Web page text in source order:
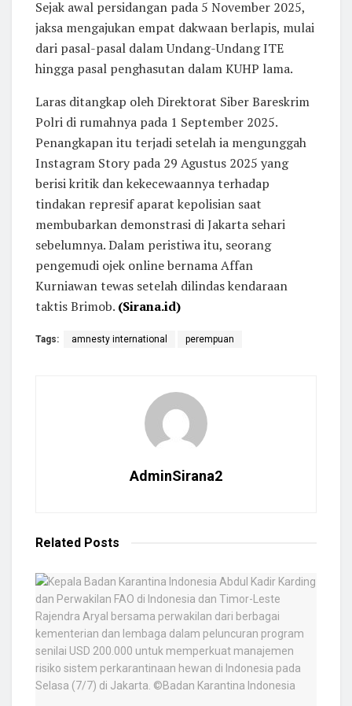
Sejak awal persidangan pada 5 November 2025,
jaksa mengajukan empat dakwaan berlapis, mulai
dari pasal-pasal dalam Undang-Undang ITE
hingga pasal penghasutan dalam KUHP lama.
Laras ditangkap oleh Direktorat Siber Bareskrim
Polri di rumahnya pada 1 September 2025.
Penangkapan itu terjadi setelah ia mengunggah
Instagram Story pada 29 Agustus 2025 yang
berisi kritik dan kekecewaannya terhadap
tindakan represif aparat kepolisian saat
membubarkan demonstrasi di Jakarta sehari
sebelumnya. Dalam peristiwa itu, seorang
pengemudi ojek online bernama Affan
Kurniawan tewas setelah dilindas kendaraan
taktis Brimob. (Sirana.id)
Tags: amnesty international perempuan
AdminSirana2
Related Posts